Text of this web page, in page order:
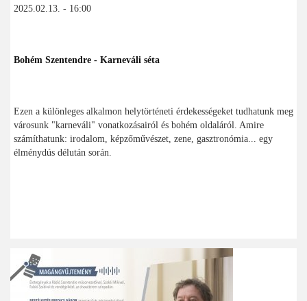
2025.02.13. - 16:00
Bohém Szentendre - Karneváli séta
Ezen a különleges alkalmon helytörténeti érdekességeket tudhatunk meg
városunk "karneváli" vonatkozásairól és bohém oldaláról. Amire
számíthatunk: irodalom, képzőművészet, zene, gasztronómia... egy
élménydús délután során.